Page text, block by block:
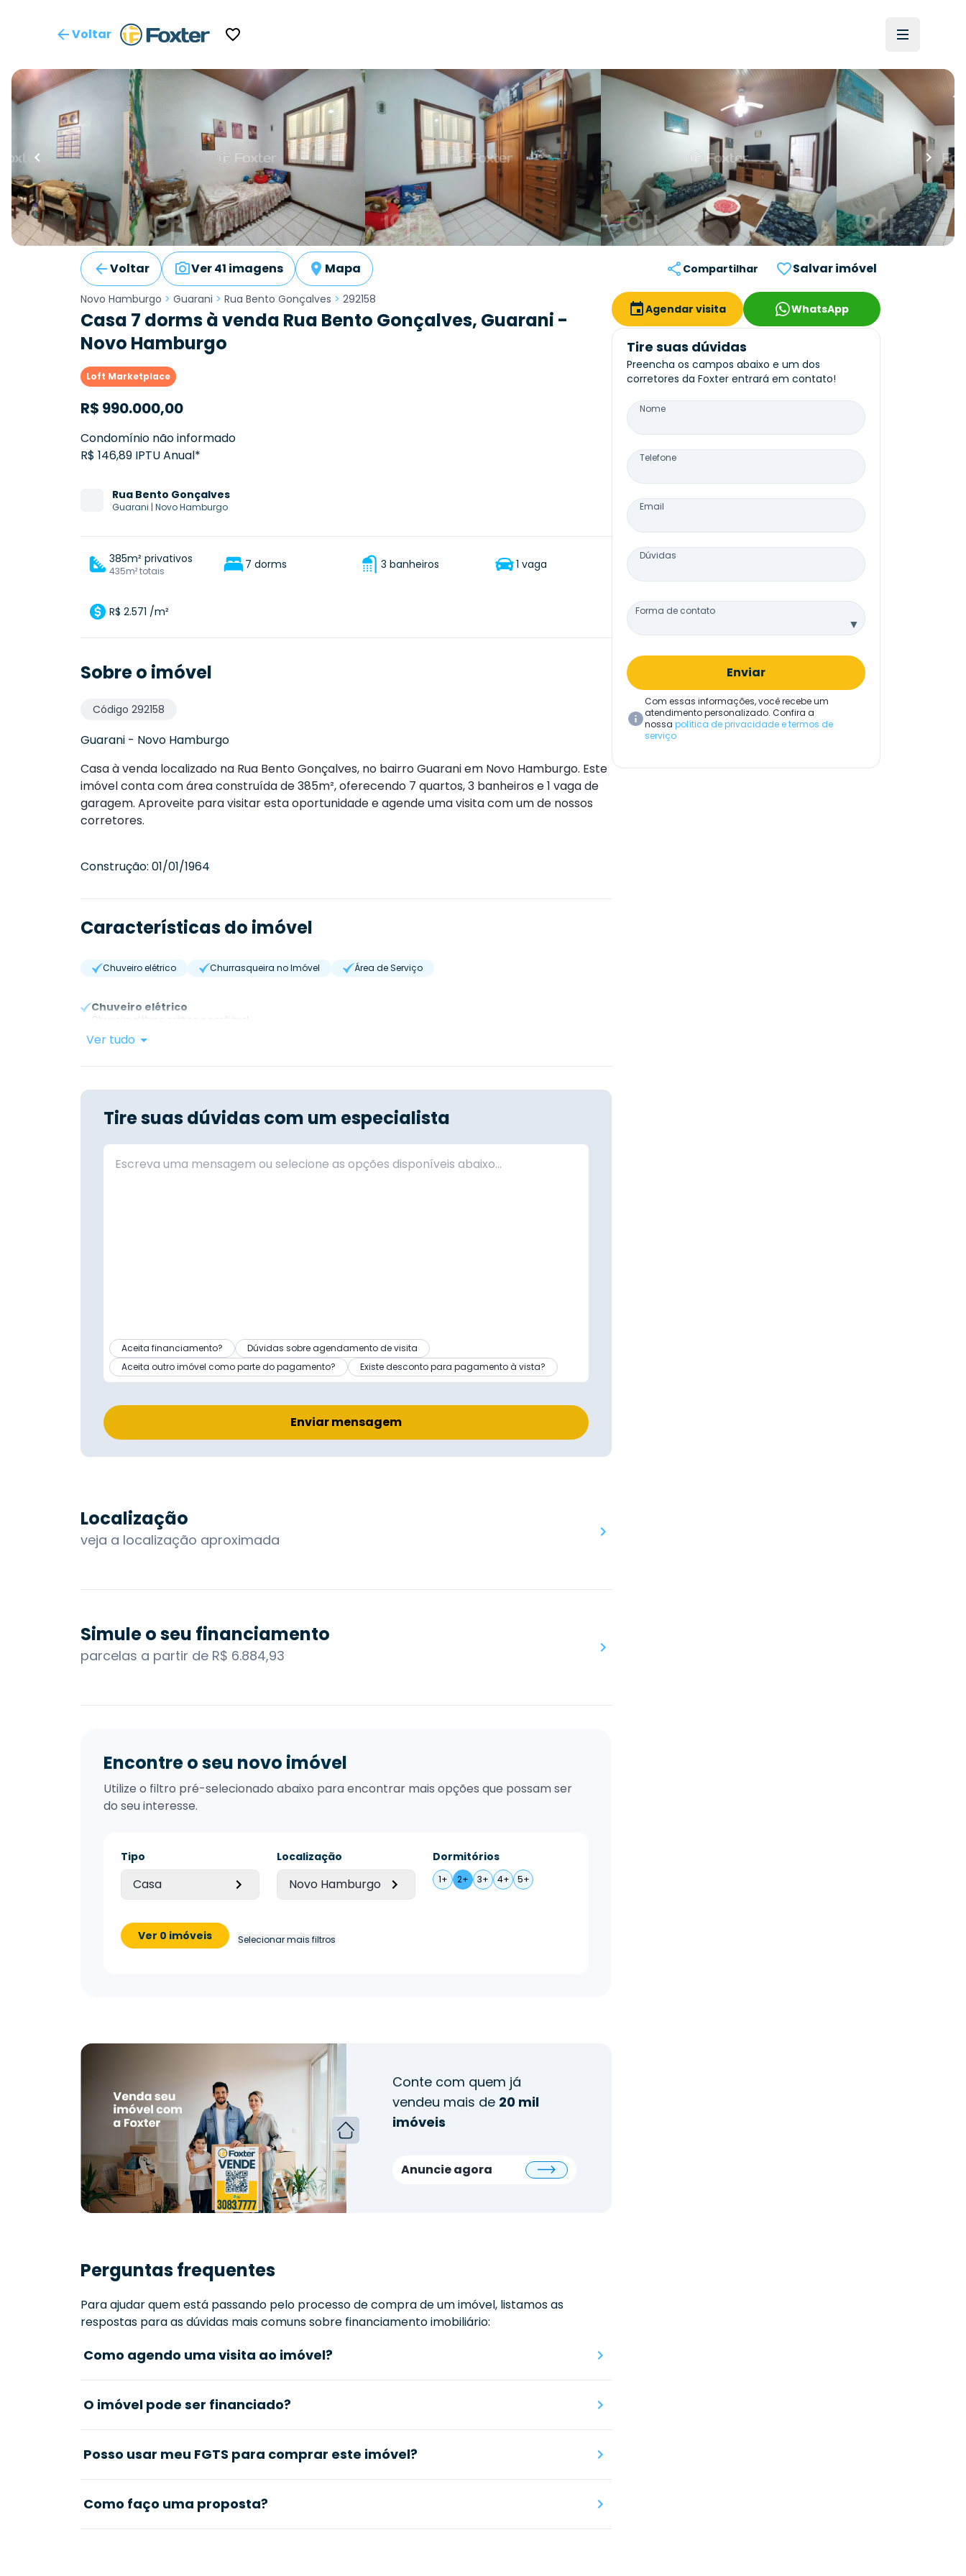
Voltar
Voltar Ver 41 imagens Mapa Compartilhar Salvar imóvel
Novo Hamburgo > Guarani > Rua Bento Gonçalves > 292158
Casa 7 dorms à venda Rua Bento Gonçalves, Guarani -
Novo Hamburgo
Loft Marketplace
R$ 990.000,00
Condomínio não informado
R$ 146,89 IPTU Anual*
Rua Bento Gonçalves
Guarani | Novo Hamburgo
385m² privativos
435m² totais 7 dorms 3 banheiros 1 vaga
R$ 2.571 /m²
Sobre o imóvel
Código 292158
Guarani - Novo Hamburgo
Casa à venda localizado na Rua Bento Gonçalves, no bairro Guarani em Novo Hamburgo. Este
imóvel conta com área construída de 385m², oferecendo 7 quartos, 3 banheiros e 1 vaga de
garagem. Aproveite para visitar esta oportunidade e agende uma visita com um de nossos
corretores.
Construção: 01/01/1964
Características do imóvel
Chuveiro elétrico Churrasqueira no Imóvel Área de Serviço
Chuveiro elétrico
Chuveiro elétrico prático e confiável.
Ver tudo
Tire suas dúvidas com um especialista
Aceita financiamento?
Dúvidas sobre agendamento de visita
Aceita outro imóvel como parte do pagamento?
Existe desconto para pagamento à vista?
Enviar mensagem
Localização
veja a localização aproximada
Simule o seu financiamento
parcelas a partir de R$ 6.884,93
Encontre o seu novo imóvel
Utilize o filtro pré-selecionado abaixo para encontrar mais opções que possam ser
do seu interesse.
Tipo
Casa
Localização
Novo Hamburgo
Dormitórios
1+ 2+ 3+ 4+ 5+
Ver 0 imóveis Selecionar mais filtros
Conte com quem já
vendeu mais de 20 mil
imóveis
Anuncie agora
Perguntas frequentes
Para ajudar quem está passando pelo processo de compra de um imóvel, listamos as
respostas para as dúvidas mais comuns sobre financiamento imobiliário:
Como agendo uma visita ao imóvel?
O imóvel pode ser financiado?
Posso usar meu FGTS para comprar este imóvel?
Como faço uma proposta?
Agendar visita WhatsApp
Tire suas dúvidas
Preencha os campos abaixo e um dos
corretores da Foxter entrará em contato!
Nome
Telefone
Email
Dúvidas
Forma de contato
▼
Enviar
Com essas informações, você recebe um
atendimento personalizado. Confira a
nossa política de privacidade e termos de
serviço